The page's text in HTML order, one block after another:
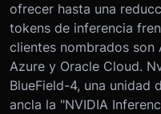
ofrecer hasta una
tokens de inferencia
clientes nombrados son
Azure y Oracle Cloud.
BlueField-4, una unidad
ancla la "NVIDIA